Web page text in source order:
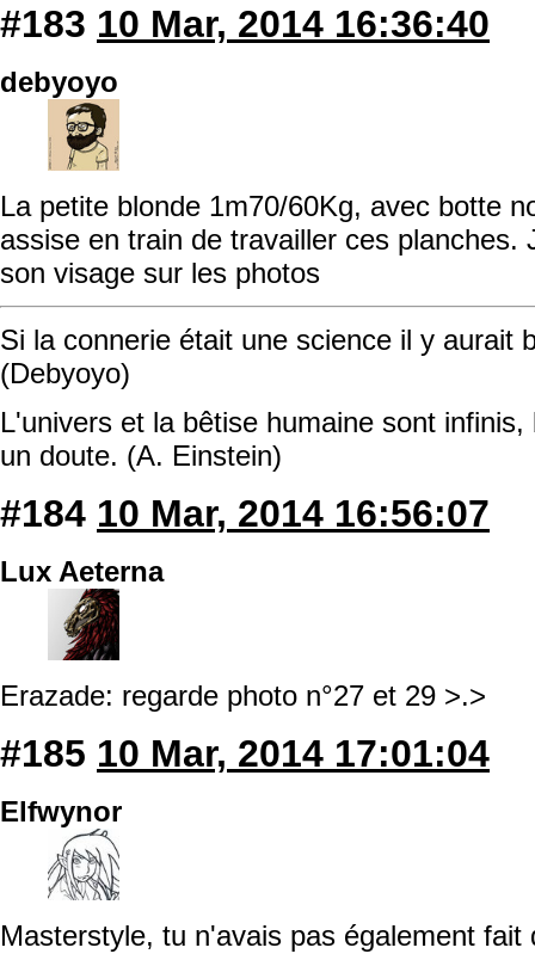
#183 10 Mar, 2014 16:36:40
debyoyo
La petite blonde 1m70/60Kg, avec botte
assise en train de travailler ces planches.
son visage sur les photos
Si la connerie était une science il y aurait
(Debyoyo)
L'univers et la bêtise humaine sont
un doute. (A. Einstein)
#184 10 Mar, 2014 16:56:07
Lux Aeterna
Erazade: regarde photo n°27 et 29 >.>
#185 10 Mar, 2014 17:01:04
Elfwynor
Masterstyle, tu n'avais pas également